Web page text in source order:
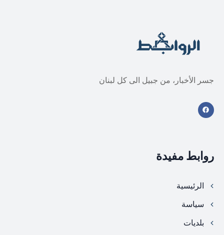
جسر الأخبار، من جبيل الى كل لبنان
روابط مفيدة
الرئيسية
سياسة
بلديات